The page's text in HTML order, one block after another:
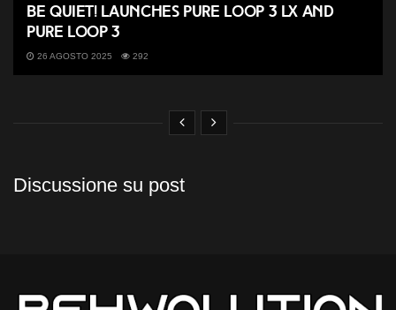
be quiet! launches Pure Loop 3 LX and
Pure Loop 3
26 AGOSTO 2025 292
Discussione su post